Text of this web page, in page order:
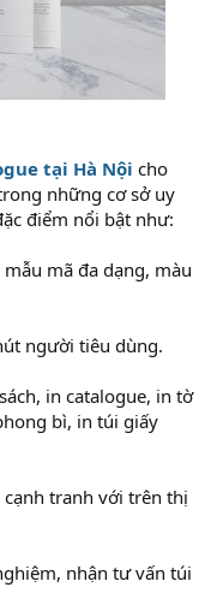
tại Hà Nội cho
những cơ sở uy
điểm nổi bật như:
mã đa dạng, màu
người tiêu dùng.
in catalogue, in tờ
bì, in túi giấy
tranh với trên thị
nhận tư vấn túi